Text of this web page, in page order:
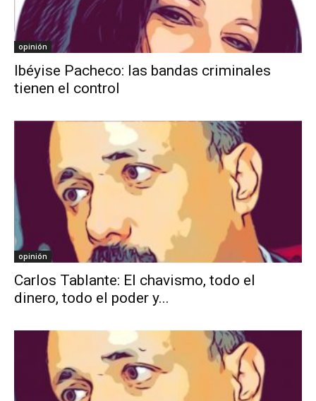
opinión
Ibéyise Pacheco: las bandas criminales
tienen el control
opinión
Carlos Tablante: El chavismo, todo el
dinero, todo el poder y...